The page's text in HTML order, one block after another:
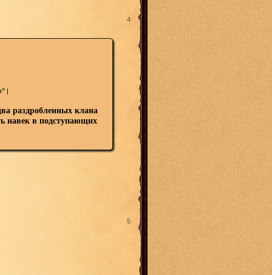
4
|
раздробленных клана
навек в подступающих
5